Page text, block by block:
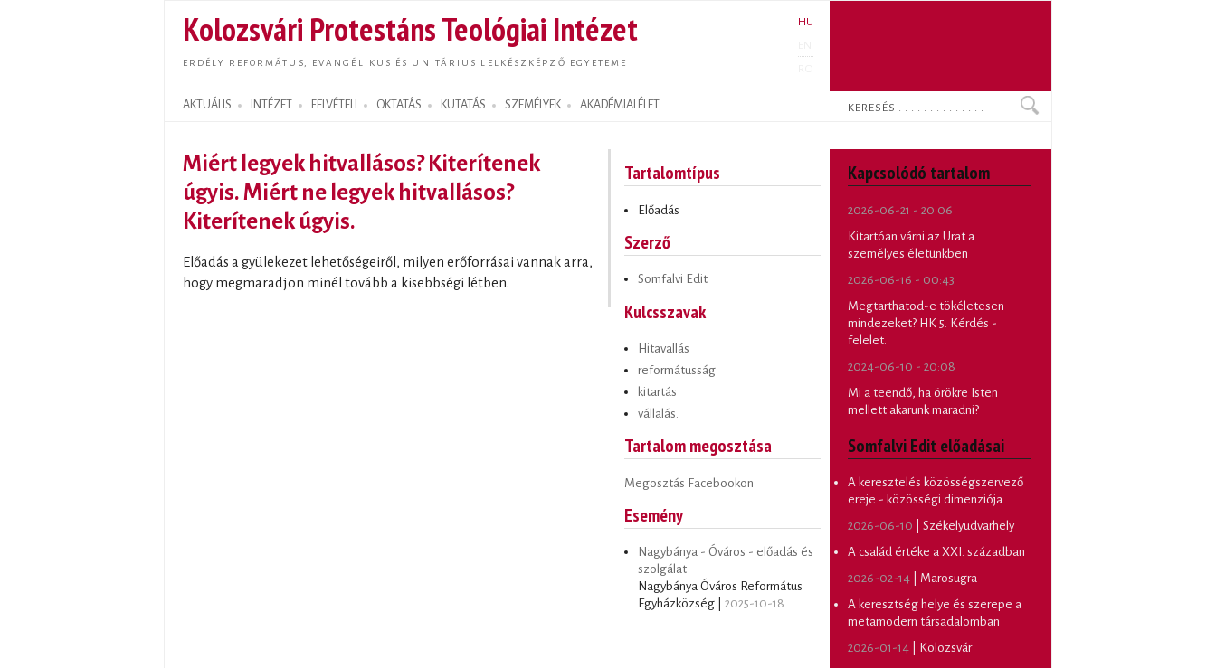
tartalomra
Kolozsvári Protestáns Teológiai Intézet
ERDÉLY REFORMÁTUS, EVANGÉLIKUS ÉS UNITÁRIUS LELKÉSZKÉPZŐ EGYETEME
HU
AKTUÁLIS INTÉZET FELVÉTELI OKTATÁS KUTATÁS SZEMÉLYEK AKADÉMIAI ÉLET
Search form
Keresés
Miért legyek hitvallásos? Kiterítenek
úgyis. Miért ne legyek hitvallásos?
Kiterítenek úgyis.
Előadás a gyülekezet lehetőségeiről, milyen erőforrásai vannak arra,
hogy megmaradjon minél tovább a kisebbségi létben.
Tartalomtípus
Előadás
Szerző
Somfalvi Edit
Kulcsszavak
Hitavallás
reformátusság
kitartás
vállalás.
Tartalom megosztása
Megosztás Facebookon
Esemény
Nagybánya - Óváros - előadás és
szolgálat
Nagybánya Óváros Református
Egyházközség | 2025-10-18
Kapcsolódó tartalom
2026-06-21 - 20:06
Kitartóan várni az Urat a
személyes életünkben
2026-06-16 - 00:43
Megtarthatod-e tökéletesen
mindezeket? HK 5. Kérdés -
felelet.
2024-06-10 - 20:08
Mi a teendő, ha örökre Isten
mellett akarunk maradni?
Somfalvi Edit előadásai
A keresztelés közösségszervező
ereje - közösségi dimenziója
2026-06-10 | Székelyudvarhely
A család értéke a XXI. században
2026-02-14 | Marosugra
A keresztség helye és szerepe a
metamodern társadalomban
2026-01-14 | Kolozsvár